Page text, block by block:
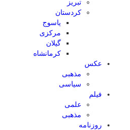
تبریز
کردستان
یاسوج
مرکزی
گیلان
کرمانشاه
عکس
مذهبی
سیاسی
فیلم
علمی
مذهبی
روزنامه